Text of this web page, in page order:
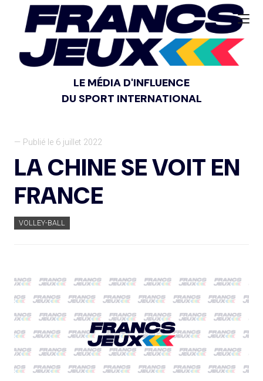
LE MÉDIA D'INFLUENCE
DU SPORT INTERNATIONAL
— Publié le 6 juillet 2022
LA CHINE SE VOIT EN
FRANCE
VOLLEY-BALL